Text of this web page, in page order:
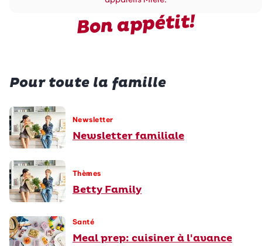
Bon appétit!
Pour toute la famille
Newsletter
Newsletter familiale
Thèmes
Betty Family
Santé
Meal prep: cuisiner à l'avance